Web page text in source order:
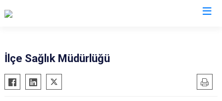
Aliağa
Balçova
İlçe Sağlık Müdürlüğü